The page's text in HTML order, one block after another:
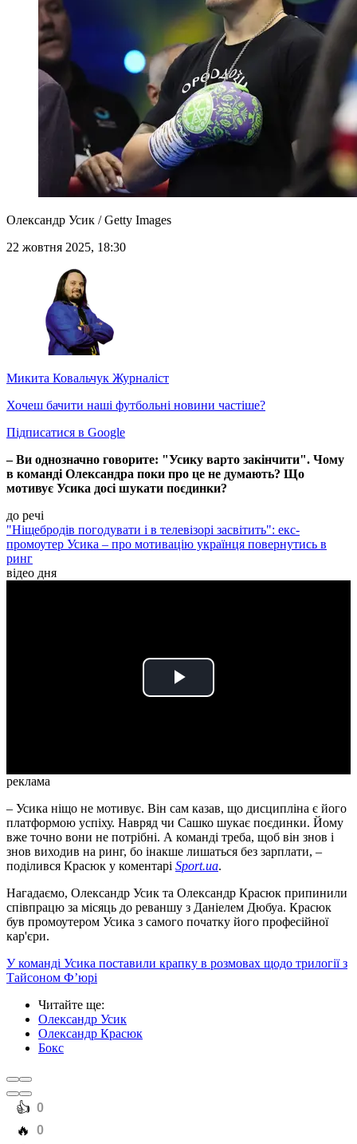
Олександр Усик / Getty Images
22 жовтня 2025, 18:30
Микита Ковальчук Журналіст
Хочеш бачити наші футбольні новини частіше?
Підписатися в Google
– Ви однозначно говорите: "Усику варто закінчити". Чому
в команді Олександра поки про це не думають? Що
мотивує Усика досі шукати поєдинки?
до речі
"Ніщебродів погодувати і в телевізорі засвітить": екс-
промоутер Усика – про мотивацію українця повернутись в
ринг
відео дня
Play
реклама
– Усика ніщо не мотивує. Він сам казав, що дисципліна є його
платформою успіху. Навряд чи Сашко шукає поєдинки. Йому
вже точно вони не потрібні. А команді треба, щоб він знов і
знов виходив на ринг, бо інакше лишаться без зарплати, –
поділився Красюк у коментарі Sport.ua.
Нагадаємо, Олександр Усик та Олександр Красюк припинили
співпрацю за місяць до реваншу з Даніелем Дюбуа. Красюк
був промоутером Усика з самого початку його професійної
кар'єри.
У команді Усика поставили крапку в розмовах щодо трилогії з
Тайсоном Ф’юрі
Читайте ще:
Олександр Усик
Олександр Красюк
Бокс
️👍 0
️🔥 0